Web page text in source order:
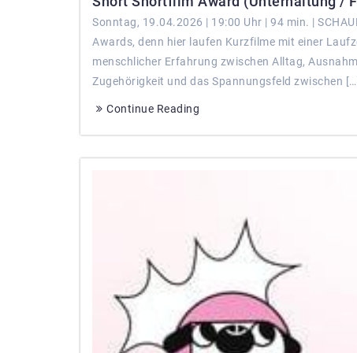
Sonntag, 19.04.2026 | 19:00 Uhr | 94 min. |
Awards, denn hier laufen Kurzfilme mit einer
menschlicher Erfahrung zwischen Alltag,
Zugehörigkeit und das Spannungsfeld zwischen
Continue Reading